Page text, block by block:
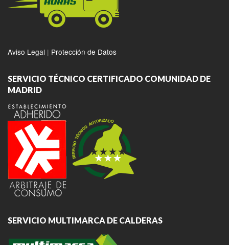
Aviso Legal | Protección de Datos
SERVICIO TÉCNICO CERTIFICADO COMUNIDAD DE
MADRID
SERVICIO MULTIMARCA DE CALDERAS